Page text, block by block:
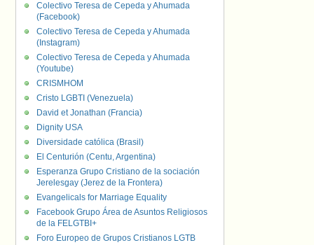
Colectivo Teresa de Cepeda y Ahumada
(Facebook)
Colectivo Teresa de Cepeda y Ahumada
(Instagram)
Colectivo Teresa de Cepeda y Ahumada
(Youtube)
CRISMHOM
Cristo LGBTI (Venezuela)
David et Jonathan (Francia)
Dignity USA
Diversidade católica (Brasil)
El Centurión (Centu, Argentina)
Esperanza Grupo Cristiano de la sociación
Jerelesgay (Jerez de la Frontera)
Evangelicals for Marriage Equality
Facebook Grupo Área de Asuntos Religiosos
de la FELGTBI+
Foro Europeo de Grupos Cristianos LGTB